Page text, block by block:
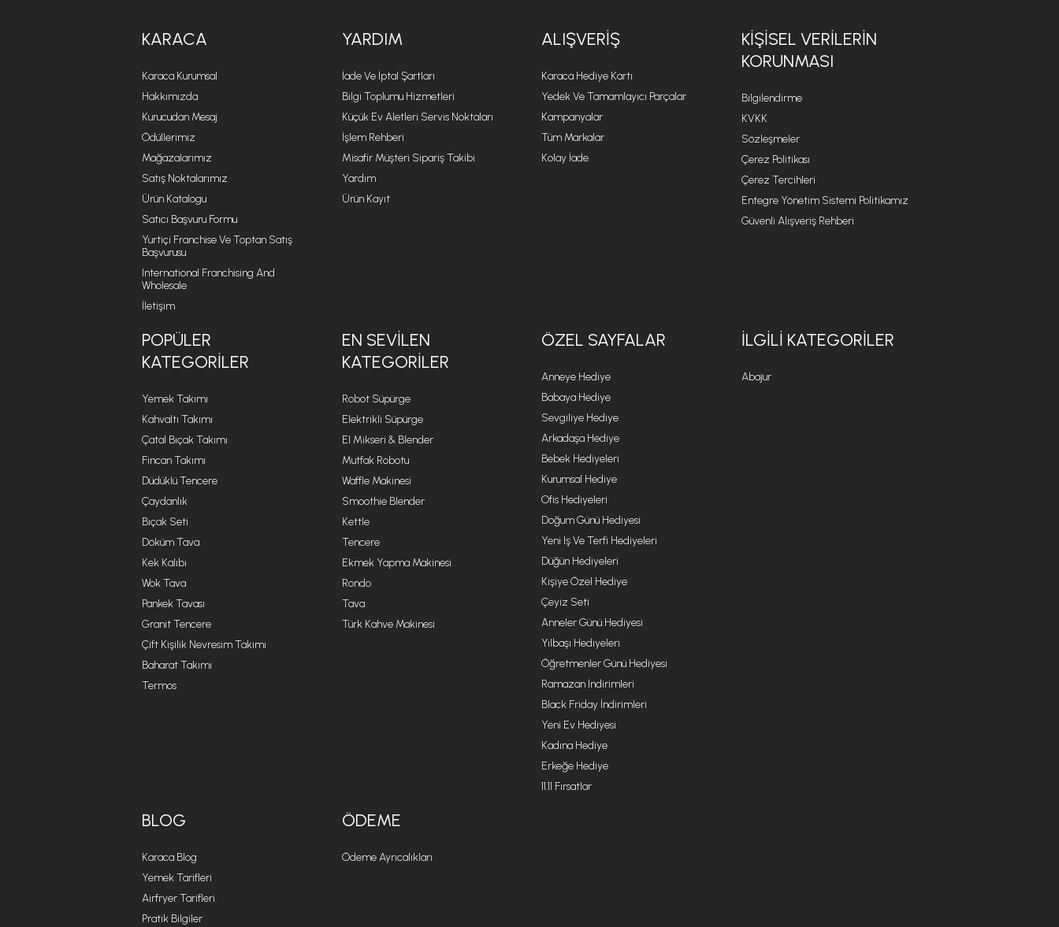
KARACA
Karaca Kurumsal
Hakkımızda
Kurucudan Mesaj
Ödüllerimiz
Mağazalarımız
Satış Noktalarımız
Ürün Katalogu
Satıcı Başvuru Formu
Yurtiçi Franchise Ve Toptan Satış
Başvurusu
International Franchising And
Wholesale
İletişim
YARDIM
İade Ve İptal Şartları
Bilgi Toplumu Hizmetleri
Küçük Ev Aletleri Servis Noktaları
İşlem Rehberi
Misafir Müşteri Sipariş Takibi
Yardım
Ürün Kayıt
ALIŞVERIŞ
Karaca Hediye Kartı
Yedek Ve Tamamlayıcı Parçalar
Kampanyalar
Tüm Markalar
Kolay İade
KIŞISEL VERILERIN
KORUNMASI
Bilgilendirme
KVKK
Sözleşmeler
Çerez Politikası
Çerez Tercihleri
Entegre Yönetim Sistemi Politikamız
Güvenli Alışveriş Rehberi
POPÜLER
KATEGORILER
Yemek Takımı
Kahvaltı Takımı
Çatal Bıçak Takımı
Fincan Takımı
Düdüklü Tencere
Çaydanlık
Bıçak Seti
Döküm Tava
Kek Kalıbı
Wok Tava
Pankek Tavası
Granit Tencere
Çift Kişilik Nevresim Takımı
Baharat Takımı
Termos
EN SEVILEN
KATEGORILER
Robot Süpürge
Elektrikli Süpürge
El Mikseri & Blender
Mutfak Robotu
Waffle Makinesi
Smoothie Blender
Kettle
Tencere
Ekmek Yapma Makinesi
Rondo
Tava
Türk Kahve Makinesi
ÖZEL SAYFALAR
Anneye Hediye
Babaya Hediye
Sevgiliye Hediye
Arkadaşa Hediye
Bebek Hediyeleri
Kurumsal Hediye
Ofis Hediyeleri
Doğum Günü Hediyesi
Yeni Iş Ve Terfi Hediyeleri
Düğün Hediyeleri
Kişiye Özel Hediye
Çeyiz Seti
Anneler Günü Hediyesi
Yılbaşı Hediyeleri
Öğretmenler Günü Hediyesi
Ramazan İndirimleri
Black Friday İndirimleri
Yeni Ev Hediyesi
Kadına Hediye
Erkeğe Hediye
11.11 Fırsatlar
İLGILI KATEGORILER
Abajur
BLOG
Karaca Blog
Yemek Tarifleri
Airfryer Tarifleri
Pratik Bilgiler
ÖDEME
Ödeme Ayrıcalıkları